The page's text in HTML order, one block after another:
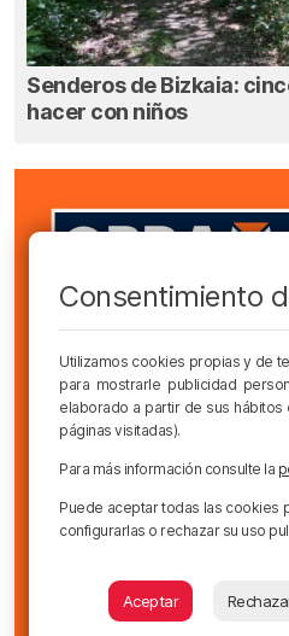
Senderos de Bizkaia:
hacer con niños
Consentimiento
Utilizamos cookies propias y de
para mostrarle publicidad
elaborado a partir de sus
páginas visitadas).
Para más información consulte la
Puede aceptar todas las cookies
configurarlas o rechazar su uso
Aceptar